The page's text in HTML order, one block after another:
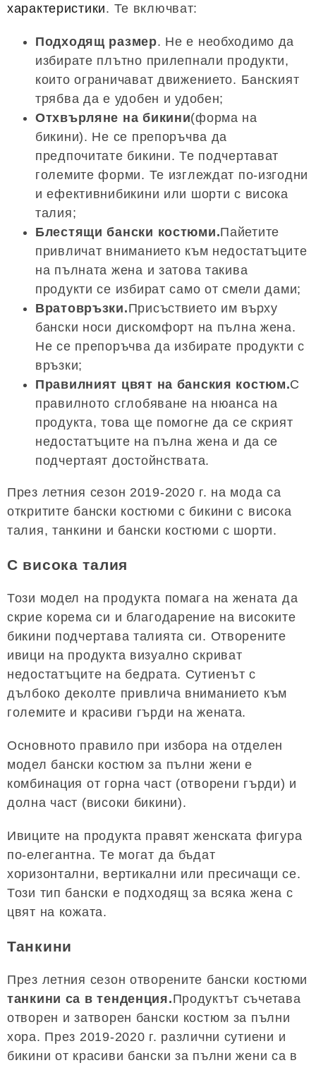
характеристики. Те включват:
Подходящ размер. Не е необходимо да
избирате плътно прилепнали продукти,
които ограничават движението. Банският
трябва да е удобен и удобен;
Отхвърляне на бикини(форма на
бикини). Не се препоръчва да
предпочитате бикини. Те подчертават
големите форми. Те изглеждат по-изгодни
и ефективнибикини или шорти с висока
талия;
Блестящи бански костюми.Пайетите
привличат вниманието към недостатъците
на пълната жена и затова такива
продукти се избират само от смели дами;
Вратовръзки.Присъствието им върху
бански носи дискомфорт на пълна жена.
Не се препоръчва да избирате продукти с
връзки;
Правилният цвят на банския костюм.С
правилното сглобяване на нюанса на
продукта, това ще помогне да се скрият
недостатъците на пълна жена и да се
подчертаят достойнствата.
През летния сезон 2019-2020 г. на мода са
откритите бански костюми с бикини с висока
талия, танкини и бански костюми с шорти.
С висока талия
Този модел на продукта помага на жената да
скрие корема си и благодарение на високите
бикини подчертава талията си. Отворените
ивици на продукта визуално скриват
недостатъците на бедрата. Сутиенът с
дълбоко деколте привлича вниманието към
големите и красиви гърди на жената.
Основното правило при избора на отделен
модел бански костюм за пълни жени е
комбинация от горна част (отворени гърди) и
долна част (високи бикини).
Ивиците на продукта правят женската фигура
по-елегантна. Те могат да бъдат
хоризонтални, вертикални или пресичащи се.
Този тип бански е подходящ за всяка жена с
цвят на кожата.
Танкини
През летния сезон отворените бански костюми
танкини са в тенденция.Продуктът съчетава
отворен и затворен бански костюм за пълни
хора. През 2019-2020 г. различни сутиени и
бикини от красиви бански за пълни жени са в